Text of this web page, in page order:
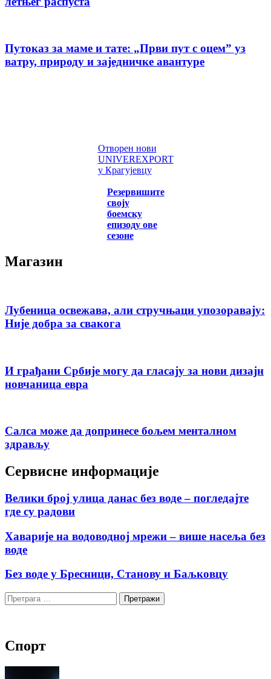
Путоказ за маме и тате: „Први пут с оцемˮ уз
ватру, природу и заједничке авантуре
Отворен нови
UNIVEREXPORT
у Крагујевцу
Резервишите
своју
боемску
епизоду ове
сезоне
Магазин
Лубеница освежава, али стручњаци упозоравају:
Није добра за свакога
И грађани Србије могу да гласају за нови дизајн
новчаница евра
Салса може да допринесе бољем менталном
здрављу
Сервисне информације
Велики број улица данас без воде – погледајте
где су радови
Хаварије на водоводној мрежи – више насеља без
воде
Без воде у Бресници, Станову и Баљковцу
Претрага
за:
Спорт